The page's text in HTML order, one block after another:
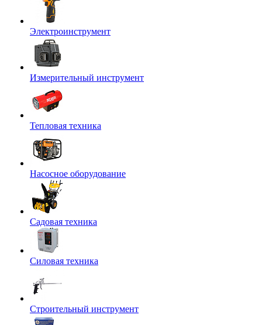
Электроинструмент
Измерительный инструмент
Тепловая техника
Насосное оборудование
Садовая техника
Силовая техника
Строительный инструмент